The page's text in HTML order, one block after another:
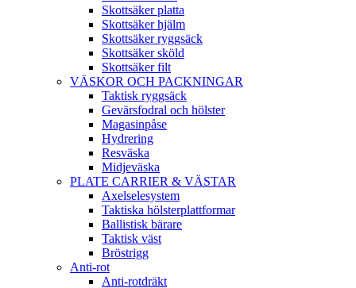
Skottsäker platta
Skottsäker hjälm
Skottsäker ryggsäck
Skottsäker sköld
Skottsäker filt
VÄSKOR OCH PACKNINGAR
Taktisk ryggsäck
Gevärsfodral och hölster
Magasinpåse
Hydrering
Resväska
Midjeväska
PLATE CARRIER & VÄSTAR
Axelselesystem
Taktiska hölsterplattformar
Ballistisk bärare
Taktisk väst
Bröstrigg
Anti-rot
Anti-rotdräkt